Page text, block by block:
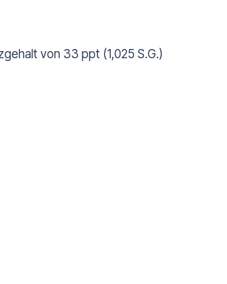
von 33 ppt (1,025 S.G.)